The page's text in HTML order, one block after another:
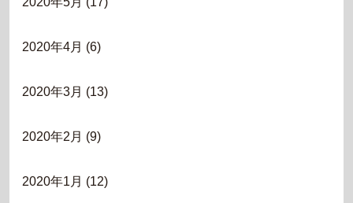
2020年4月 (6)
2020年3月 (13)
2020年2月 (9)
2020年1月 (12)